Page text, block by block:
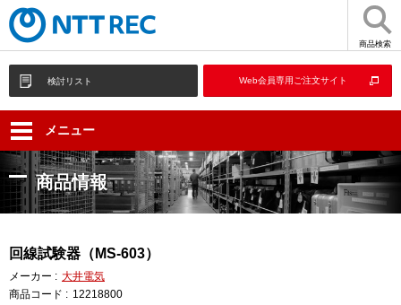
商品検索
検討リスト Web会員専用ご注文サイト
メニュー
商品情報
回線試験器（MS-603）
メーカー : 大井電気
商品コード : 12218800